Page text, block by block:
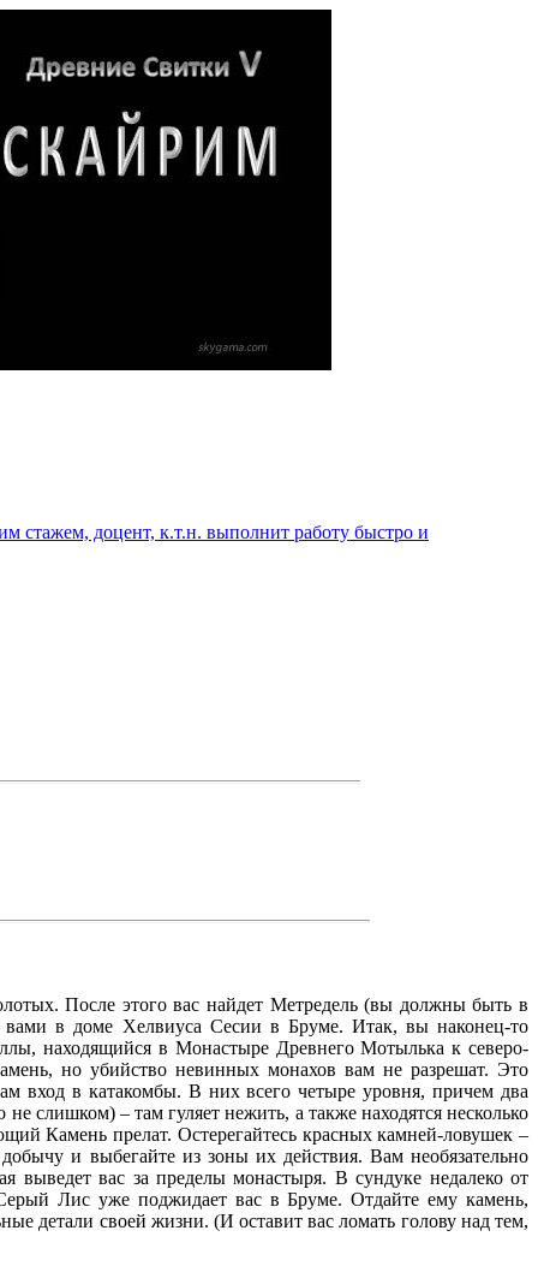
стажем, доцент, к.т.н. выполнит работу быстро и
После этого вас найдет Метредель (вы должны быть в
вами в доме Хелвиуса Сесии в Бруме. Итак, вы наконец-то
находящийся в Монастыре Древнего Мотылька к северо-
но убийство невинных монахов вам не разрешат. Это
вход в катакомбы. В них всего четыре уровня, причем два
слишком) – там гуляет нежить, а также находятся несколько
Камень прелат. Остерегайтесь красных камней-ловушек –
и выбегайте из зоны их действия. Вам необязательно
выведет вас за пределы монастыря. В сундуке недалеко от
Лис уже поджидает вас в Бруме. Отдайте ему камень,
детали своей жизни. (И оставит вас ломать голову над тем,